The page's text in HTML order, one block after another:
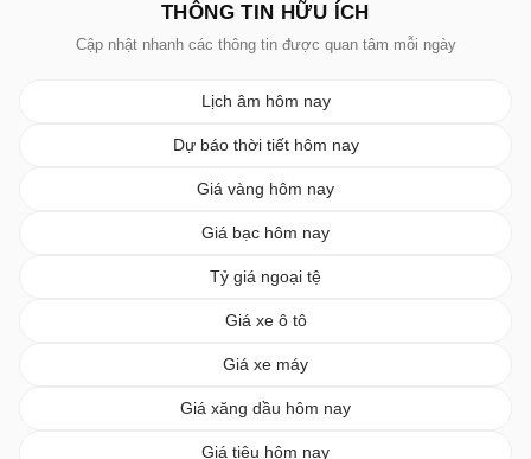
THÔNG TIN HỮU ÍCH
Cập nhật nhanh các thông tin được quan tâm mỗi ngày
Lịch âm hôm nay
Dự báo thời tiết hôm nay
Giá vàng hôm nay
Giá bạc hôm nay
Tỷ giá ngoại tệ
Giá xe ô tô
Giá xe máy
Giá xăng dầu hôm nay
Giá tiêu hôm nay